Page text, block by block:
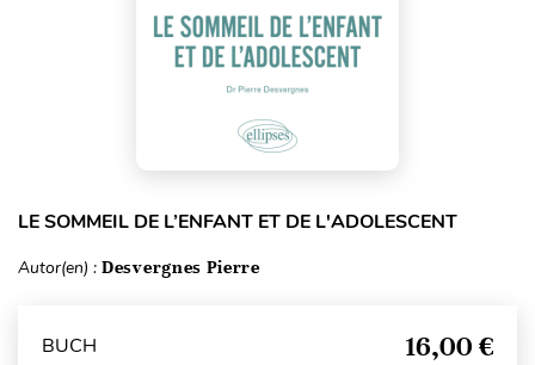
LE SOMMEIL DE L’ENFANT ET DE L'ADOLESCENT
Autor(en) : Desvergnes Pierre
BUCH 16,00 €